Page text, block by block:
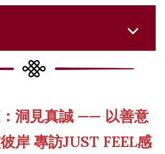
Now
：洞見真誠 —— 以善意
岸 專訪JUST FEEL感